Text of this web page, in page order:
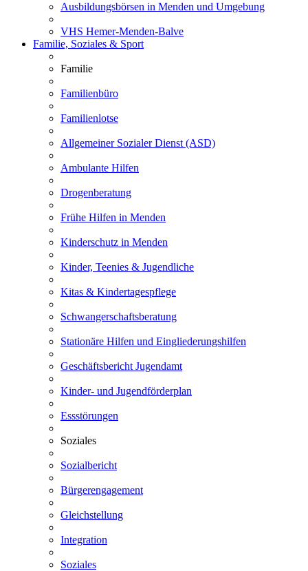
Ausbildungsbörsen in Menden und Umgebung
VHS Hemer-Menden-Balve
Familie, Soziales & Sport
Familie
Familienbüro
Familienlotse
Allgemeiner Sozialer Dienst (ASD)
Ambulante Hilfen
Drogenberatung
Frühe Hilfen in Menden
Kinderschutz in Menden
Kinder, Teenies & Jugendliche
Kitas & Kindertagespflege
Schwangerschaftsberatung
Stationäre Hilfen und Eingliederungshilfen
Geschäftsbericht Jugendamt
Kinder- und Jugendförderplan
Essstörungen
Soziales
Sozialbericht
Bürgerengagement
Gleichstellung
Integration
Soziales